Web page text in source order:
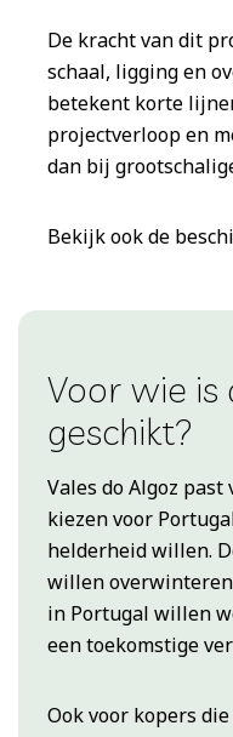
De kracht van dit
schaal, ligging en
betekent korte
projectverloop en
dan bij
Bekijk ook de
Voor wie
geschikt?
Vales do Algoz
kiezen voor
helderheid willen.
willen
in Portugal willen
een toekomstige
Ook voor kopers